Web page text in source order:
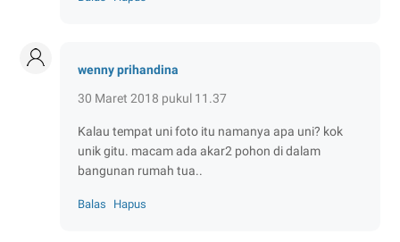
wenny prihandina
30 Maret 2018 pukul 11.37
Kalau tempat uni foto itu namanya apa uni? kok
unik gitu. macam ada akar2 pohon di dalam
bangunan rumah tua..
Balas Hapus